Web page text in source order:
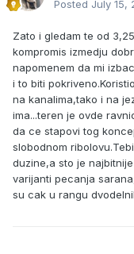
Posted July 15,
Zato i gledam te od
kompromis izmedju
napomenem da mi
i to biti
na kanalima,tako i na
ima...teren je ovde
da ce stapovi tog
slobodnom
duzine,a sto je
varijanti pecanja
su cak u rangu